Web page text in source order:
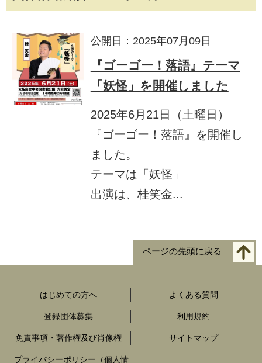
公開日：2025年07月09日
『ゴーゴー！落語』テーマ
「妖怪」を開催しました
2025年6月21日（土曜日）
『ゴーゴー！落語』を開催し
ました。
テーマは「妖怪」
出演は、桂笑金...
ページの先頭に戻る
はじめての方へ よくある質問
登録団体募集 利用規約
免責事項・著作権及び肖像権 サイトマップ
プライバシーポリシー（個人情